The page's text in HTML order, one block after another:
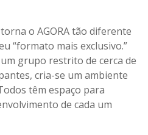
o AGORA tão diferente
“formato mais exclusivo.”
grupo restrito de cerca de
cria-se um ambiente
têm espaço para
de cada um